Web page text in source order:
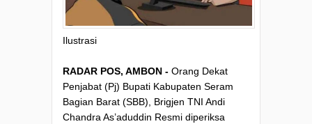
Ilustrasi
RADAR POS, AMBON - Orang Dekat
Penjabat (Pj) Bupati Kabupaten Seram
Bagian Barat (SBB), Brigjen TNI Andi
Chandra As’aduddin Resmi diperiksa